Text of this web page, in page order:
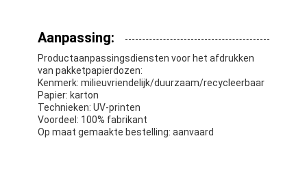
Aanpassing:
Productaanpassingsdiensten voor het afdrukken
van pakketpapierdozen:
Kenmerk: milieuvriendelijk/duurzaam/recycleerbaar
Papier: karton
Technieken: UV-printen
Voordeel: 100% fabrikant
Op maat gemaakte bestelling: aanvaard